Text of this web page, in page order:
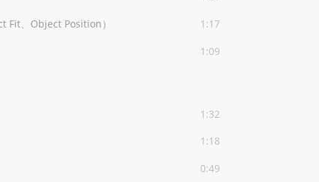
Fit、Object Position） 1:17
1:09
1:32
1:18
0:49